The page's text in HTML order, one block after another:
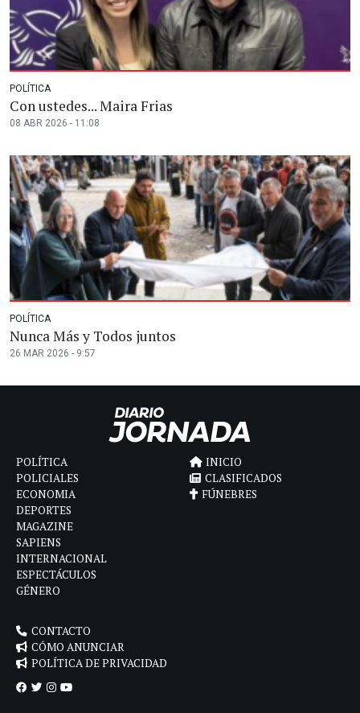
POLÍTICA
Con ustedes... Maira Frias
08 ABR 2026 - 11:08
POLÍTICA
Nunca Más y Todos juntos
26 MAR 2026 - 9:57
POLÍTICA
POLICIALES
ECONOMIA
DEPORTES
MAGAZINE
SAPIENS
INTERNACIONAL
ESPECTÁCULOS
GÉNERO
INICIO
CLASIFICADOS
FÚNEBRES
CONTACTO
CÓMO ANUNCIAR
POLÍTICA DE PRIVACIDAD